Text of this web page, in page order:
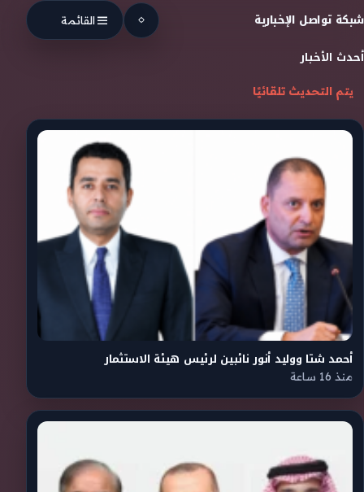
Skip to content
شبكة تواصل الإخبارية القائمة
أحدث الأخبار
يتم التحديث تلقائيًا
أحمد شتا ووليد أنور نائبين لرئيس هيئة الاستثمار
منذ 16 ساعة